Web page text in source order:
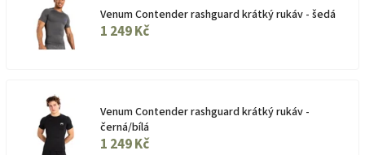
Venum Contender rashguard krátký rukáv - šedá
1 249 Kč
Venum Contender rashguard krátký rukáv -
černá/bílá
1 249 Kč